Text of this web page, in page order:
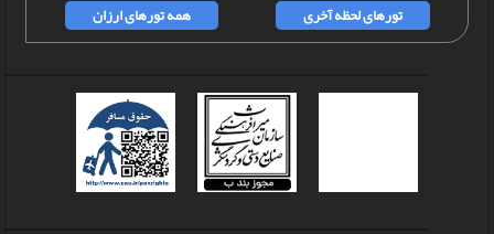
تورهای لحظه آخری
همه تورهای ارزان